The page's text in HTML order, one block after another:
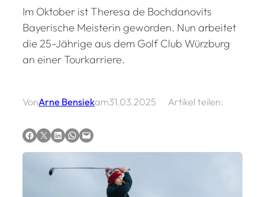
Im Oktober ist Theresa de Bochdanovits
Bayerische Meisterin geworden. Nun arbeitet
die 25-Jährige aus dem Golf Club Würzburg
an einer Tourkarriere.
VonArne Bensiekam31.03.2025 Artikel teilen:
Auf Facebook teilenAuf X teilenAuf LinkedIn teilenVia WhatsApp teilenVia E-Mail teilen